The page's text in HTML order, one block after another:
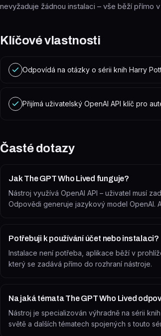
nevyžaduje žádnou instalaci – vše běží přímo
Klíčové vlastnosti
Odpovídá na otázky o sérii knih Harry
Přijímá uživatelský OpenAI API klíč pro
Časté dotazy
Jak The GPT Who Lived funguje?
Nástroj využívá OpenAI API – uživatel musí
Odpovědi generuje jazykový model OpenAI.
Potřebuji k používání účet nebo instalaci?
Instalace není potřeba, aplikace běží v
který se zadává přímo do rozhraní nástroje.
Na jaká témata The GPT Who Lived
Nástroj je specializován výhradně na sérii
světě a dalších tématech spojených s touto